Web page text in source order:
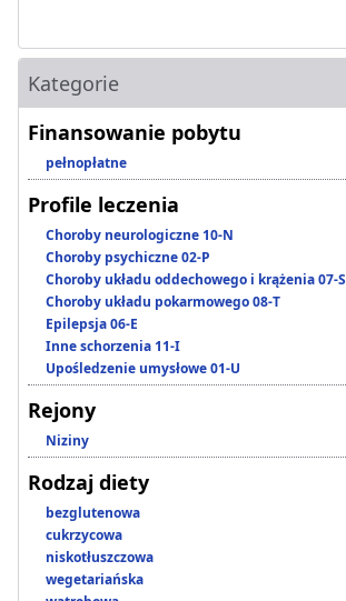
Kategorie
Finansowanie pobytu
pełnopłatne
Profile leczenia
Choroby neurologiczne 10-N
Choroby psychiczne 02-P
Choroby układu oddechowego i krążenia 07-S
Choroby układu pokarmowego 08-T
Epilepsja 06-E
Inne schorzenia 11-I
Upośledzenie umysłowe 01-U
Rejony
Niziny
Rodzaj diety
bezglutenowa
cukrzycowa
niskotłuszczowa
wegetariańska